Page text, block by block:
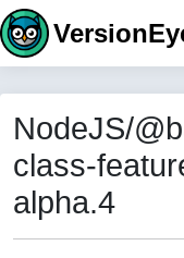
NodeJS/
class-
alpha.4